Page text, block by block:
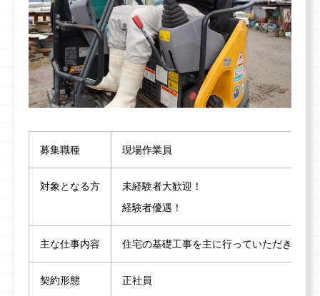
募集職種 現場作業員
対象となる方
未経験者大歓迎！
経験者優遇！
主な仕事内容 住宅の基礎工事を主に行っていただきます
契約形態 正社員